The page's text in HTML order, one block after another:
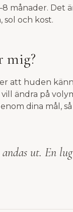
månader. Det
sol och kost.
mig?
att huden
vill ändra på
dina mål,
ut. En